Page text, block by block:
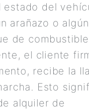
del
arañazo o algún
de combustible
el cliente
recibe la
Esto
alquiler de